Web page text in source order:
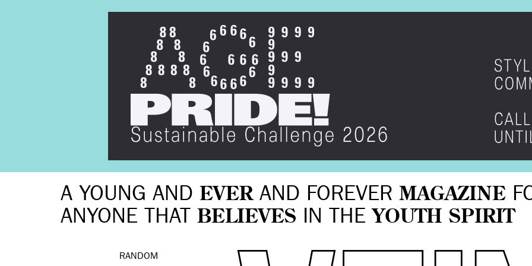
A YOUNG AND EVERAND FOREVER MAGAZINE
ANYONE THAT BELIEVES IN THE YOUTH SPIRIT
RANDOM